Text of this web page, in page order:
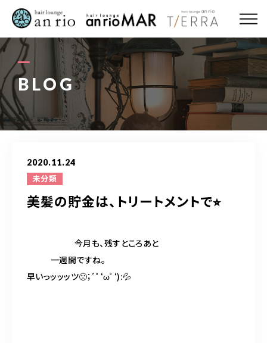
BLOG
2020.11.24
未分類
美髪の貯金は、トリートメントで⭐︎
今月も、残すところあと
一週間ですね。
早いっッッッツ🙁；ﾞﾟ ‘ωﾟ ‘):💦
ABOUT US
MENU
STYLE
STAFF〈anrio TIERRA〉
RECRUIT 求人・採用
BLOG